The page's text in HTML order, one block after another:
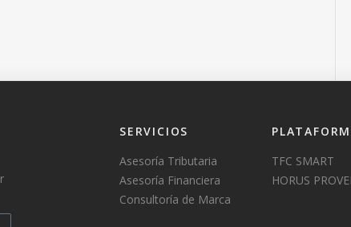
SERVICIOS
Asesoría Tributaria
Asesoría Financiera
Consultoría de Marca
TFC SMART
HORUS